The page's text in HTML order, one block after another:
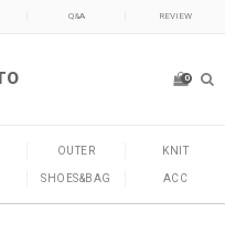
Q&A REVIEW
0
OUTER KNIT
SHOES&BAG ACC